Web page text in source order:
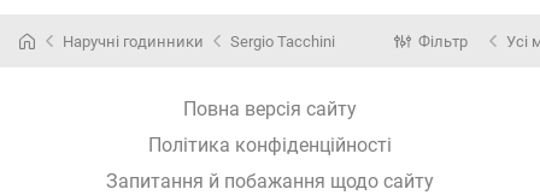
Наручні годинники Sergio Tacchini Фільтр Усі
Повна версія сайту
Політика конфіденційності
Запитання й побажання щодо сайту